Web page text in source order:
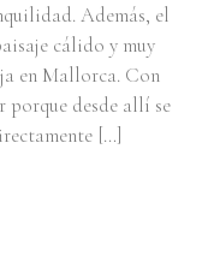
Además, el
cálido y muy
en Mallorca. Con
desde allí se
[…]